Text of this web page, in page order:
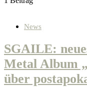
News
SGAILE:
Metal Album
über